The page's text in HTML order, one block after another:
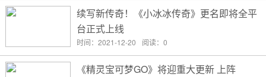
续写新传奇！《小冰冰传奇》更名即将全平
台正式上线
时间：2021-12-20 阅读：0
《精灵宝可梦GO》将迎重大更新 上阵